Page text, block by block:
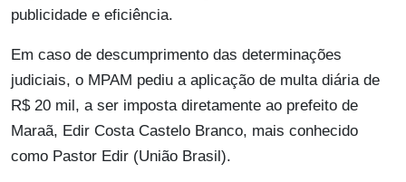
publicidade e eficiência.
Em caso de descumprimento das determinações
judiciais, o MPAM pediu a aplicação de multa diária de
R$ 20 mil, a ser imposta diretamente ao prefeito de
Maraã, Edir Costa Castelo Branco, mais conhecido
como Pastor Edir (União Brasil).